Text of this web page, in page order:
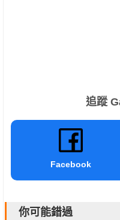
追蹤
Facebook
你可能錯過